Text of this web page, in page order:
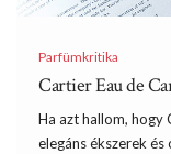
Parfümkritika
Cartier Eau de
Ha azt hallom, hogy
elegáns ékszerek